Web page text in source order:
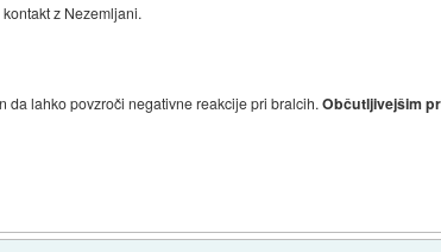
z Nezemljani.
da lahko povzroči negativne reakcije pri bralcih.Občutljivejšim